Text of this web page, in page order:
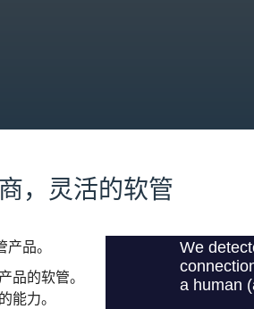
，灵活的软管
品。
品的软管。
能力。